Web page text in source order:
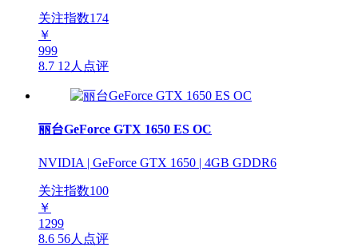
关注指数174
￥
999
8.7 12人点评
丽台GeForce GTX 1650 ES OC
NVIDIA | GeForce GTX 1650 | 4GB GDDR6
关注指数100
￥
1299
8.6 56人点评